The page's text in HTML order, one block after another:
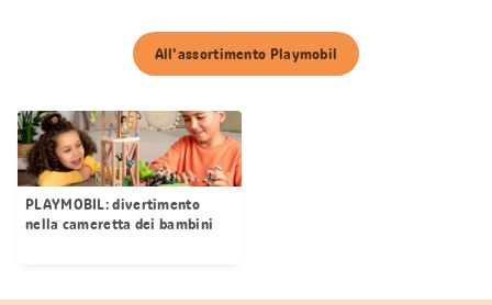
All'assortimento Playmobil
PLAYMOBIL: divertimento
nella cameretta dei bambini